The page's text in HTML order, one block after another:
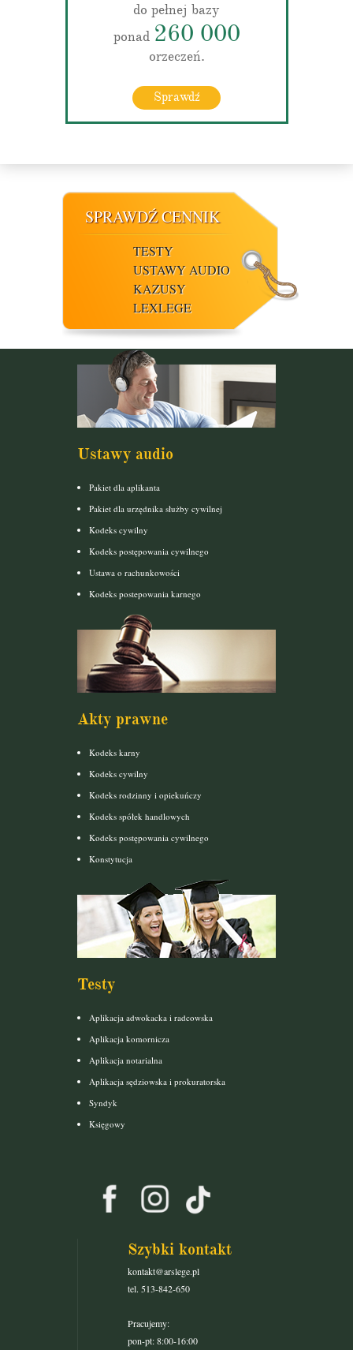
do pełnej bazy
ponad 260 000
orzeczeń.
Sprawdź
SPRAWDŹ CENNIK
TESTY
USTAWY AUDIO
KAZUSY
LEXLEGE
Ustawy audio
Pakiet dla aplikanta
Pakiet dla urzędnika służby cywilnej
Kodeks cywilny
Kodeks postępowania cywilnego
Ustawa o rachunkowości
Kodeks postepowania karnego
Akty prawne
Kodeks karny
Kodeks cywilny
Kodeks rodzinny i opiekuńczy
Kodeks spółek handlowych
Kodeks postępowania cywilnego
Konstytucja
Testy
Aplikacja adwokacka i radcowska
Aplikacja komornicza
Aplikacja notarialna
Aplikacja sędziowska i prokuratorska
Syndyk
Księgowy
Szybki kontakt
kontakt@arslege.pl
tel. 513-842-650
Pracujemy:
pon-pt: 8:00-16:00